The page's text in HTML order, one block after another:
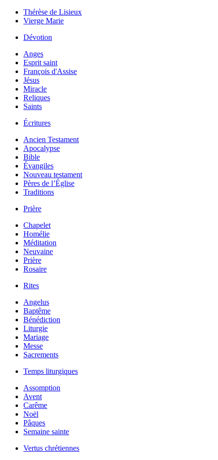
Thérèse de Lisieux
Vierge Marie
Dévotion
Anges
Esprit saint
François d'Assise
Jésus
Miracle
Reliques
Saints
Écritures
Ancien Testament
Apocalypse
Bible
Évangiles
Nouveau testament
Pères de l’Église
Traditions
Prière
Chapelet
Homélie
Méditation
Neuvaine
Prière
Rosaire
Rites
Angelus
Baptême
Bénédiction
Liturgie
Mariage
Messe
Sacrements
Temps liturgiques
Assomption
Avent
Carême
Noël
Pâques
Semaine sainte
Vertus chrétiennes